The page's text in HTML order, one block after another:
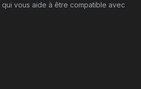
vous aide à être compatible avec